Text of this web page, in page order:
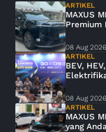
ARTIKEL
MAXUS
Premium
08 Aug 2026
ARTIKEL
BEV,
08 Aug 2026
ARTIKEL
MAXUS
yang